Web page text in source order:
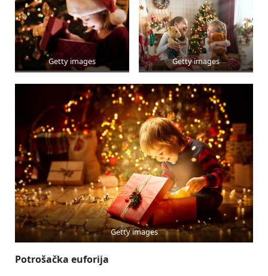
Getty images Getty images
Getty images
Potrošačka euforija